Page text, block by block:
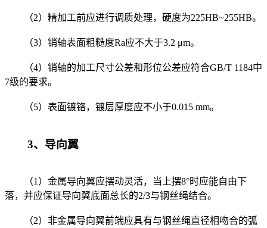
（2）精加工前应进行调质处理，硬度为225HB~255HB。
（3）销轴表面粗糙度Ra应不大于3.2 μm。
（4）销轴的加工尺寸公差和形位公差应符合GB/T 1184中
7级的要求。
（5）表面镀铬，镀层厚度应不小于0.015 mm。
3、导向翼
（1）金属导向翼应摆动灵活，当上摆8°时应能自由下
落，并应保证导向翼底面总长的2/3与钢丝绳结合。
（2）非金属导向翼前端应具有与钢丝绳直径相吻合的弧